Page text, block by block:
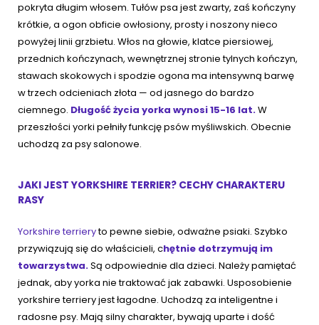
pokryta długim włosem. Tułów psa jest zwarty, zaś kończyny
krótkie, a ogon obficie owłosiony, prosty i noszony nieco
powyżej linii grzbietu. Włos na głowie, klatce piersiowej,
przednich kończynach, wewnętrznej stronie tylnych kończyn,
stawach skokowych i spodzie ogona ma intensywną barwę
w trzech odcieniach złota — od jasnego do bardzo
ciemnego. Długość życia yorka wynosi 15-16 lat.W
przeszłości yorki pełniły funkcję psów myśliwskich. Obecnie
uchodzą za psy salonowe.
JAKI JEST YORKSHIRE TERRIER? CECHY CHARAKTERU
RASY
Yorkshire terrieryto pewne siebie, odważne psiaki. Szybko
przywiązują się do właścicieli, chętnie dotrzymują im
towarzystwa.Są odpowiednie dla dzieci. Należy pamiętać
jednak, aby yorka nie traktować jak zabawki. Usposobienie
yorkshire terriery jest łagodne. Uchodzą za inteligentne i
radosne psy. Mają silny charakter, bywają uparte i dość